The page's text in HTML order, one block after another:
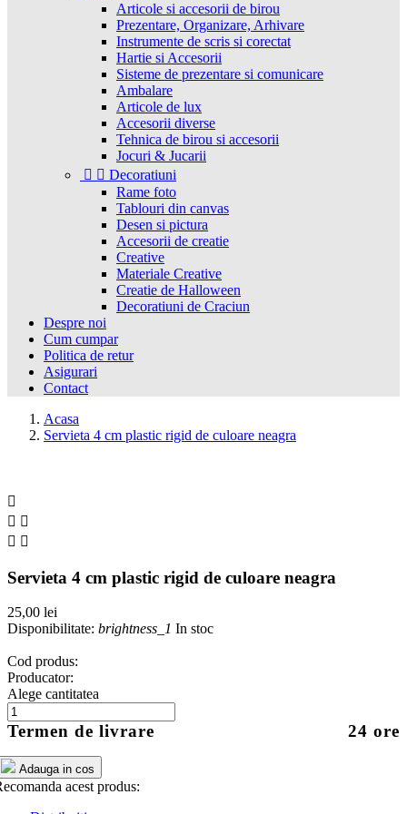
Articole si accesorii de birou
Prezentare, Organizare, Arhivare
Instrumente de scris si corectat
Hartie si Accesorii
Sisteme de prezentare si comunicare
Ambalare
Articole de lux
Accesorii diverse
Tehnica de birou si accesorii
Jocuri & Jucarii
  Decoratiuni
Rame foto
Tablouri din canvas
Desen si pictura
Accesorii de creatie
Creative
Materiale Creative
Creatie de Halloween
Decoratiuni de Craciun
Despre noi
Cum cumpar
Politica de retur
Asigurari
Contact
Acasa
Servieta 4 cm plastic rigid de culoare neagra

 
 
Servieta 4 cm plastic rigid de culoare neagra
25,00 lei
Disponibilitate: brightness_1 In stoc
Cod produs:
Producator:
Alege cantitatea
Termen de livrare 24 ore
Adauga in cos
acest produs: